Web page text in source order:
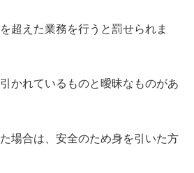
超えた業務を行うと罰せられま
かれているものと曖昧なものがあ
場合は、安全のため身を引いた方